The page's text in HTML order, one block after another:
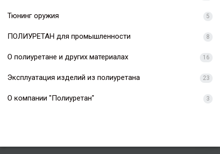
Тюнинг оружия 5
ПОЛИУРЕТАН для промышленности 8
О полиуретане и других материалах 16
Эксплуатация изделий из полиуретана 23
О компании "Полиуретан" 3